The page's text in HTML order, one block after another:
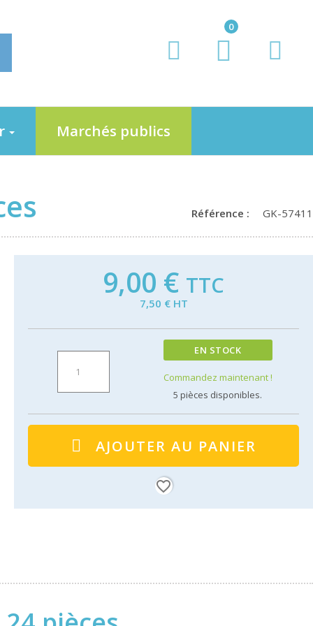
0
Marchés publics
Référence : GK-57411
9,00 € TTC
7,50 € HT
EN STOCK
Commandez maintenant !
5 pièces disponibles.
AJOUTER AU PANIER
favorite_border